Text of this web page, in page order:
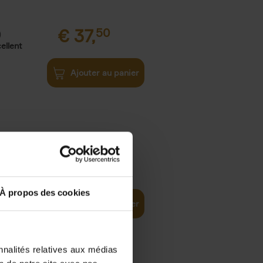
À propos des cookies
relatives aux médias
€ 37,50
Ajouter au panier
world 29,99
Ajouter au panier